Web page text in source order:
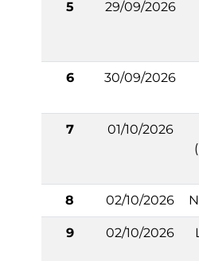
5 29/09/2026
6 30/09/2026
7 01/10/2026
8 02/10/2026
9 02/10/2026